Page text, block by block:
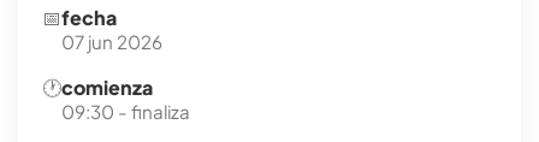
📅fecha
07 jun 2026
🕐comienza
09:30 - finaliza